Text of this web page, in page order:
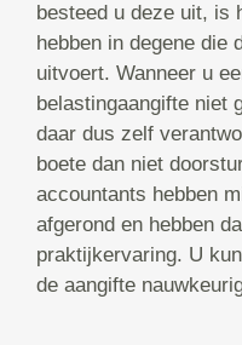
besteed u deze uit, is
hebben in degene die
uitvoert. Wanneer u
belastingaangifte niet
daar dus zelf
boete dan niet
accountants hebben
afgerond en hebben
praktijkervaring. U
de aangifte